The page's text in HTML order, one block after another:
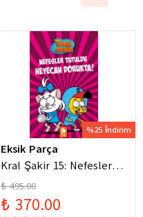
%25 İndirim
Eksik Parça
Kral Şakir 15: Nefesler
Tutuldu Heyecan Dorukta
₺ 495.00
₺ 370.00